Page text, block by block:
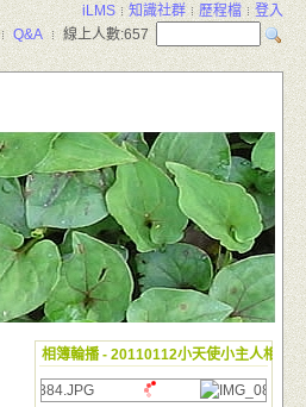
iLMS 知識社群 歷程檔
登入
Q&A 線上人數:657
相簿輪播 - 20110112小天使小主人相見歡